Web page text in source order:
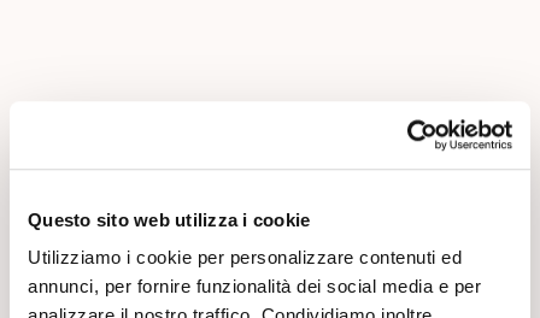
Questo sito web utilizza i cookie
Utilizziamo i cookie per personalizzare contenuti ed
annunci, per fornire funzionalità dei social media e per